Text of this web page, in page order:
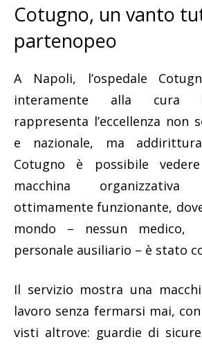
Cotugno, un vanto
partenopeo
A Napoli, l’ospedale
interamente alla cura
rappresenta l’eccellenza non
e nazionale, ma
Cotugno è possibile
macchina
ottimamente funzionante,
mondo – nessun medico,
personale ausiliario – è stato
Il servizio mostra una
lavoro senza fermarsi mai,
visti altrove: guardie di